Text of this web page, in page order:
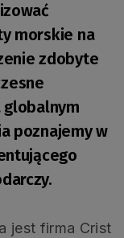
morskie na
zdobyte
globalnym
poznajemy w
jest firma Crist